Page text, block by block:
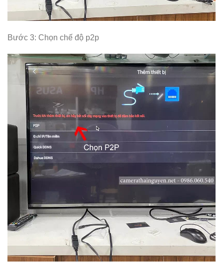
Bước 3: Chọn chế độ p2p